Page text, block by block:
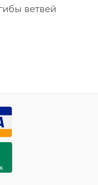
ветвей